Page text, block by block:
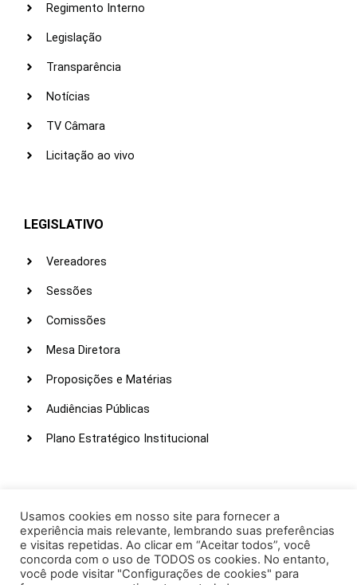
Regimento Interno
Legislação
Transparência
Notícias
TV Câmara
Licitação ao vivo
LEGISLATIVO
Vereadores
Sessões
Comissões
Mesa Diretora
Proposições e Matérias
Audiências Públicas
Plano Estratégico Institucional
Webmail
Intranet
Administração
Usamos cookies em nosso site para fornecer a
experiência mais relevante, lembrando suas preferências
e visitas repetidas. Ao clicar em “Aceitar todos”, você
concorda com o uso de TODOS os cookies. No entanto,
você pode visitar "Configurações de cookies" para